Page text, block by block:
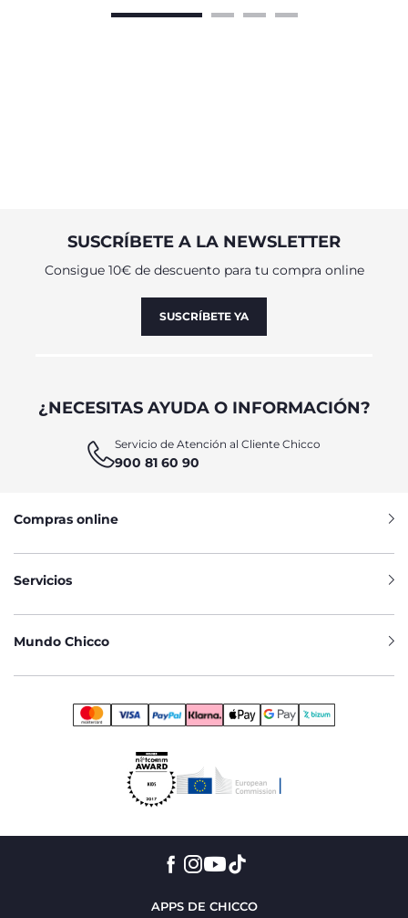
SUSCRÍBETE A LA NEWSLETTER
Consigue 10€ de descuento para tu compra online
SUSCRÍBETE YA
¿NECESITAS AYUDA O INFORMACIÓN?
Servicio de Atención al Cliente Chicco
900 81 60 90
Compras online
Servicios
Mundo Chicco
APPS DE CHICCO